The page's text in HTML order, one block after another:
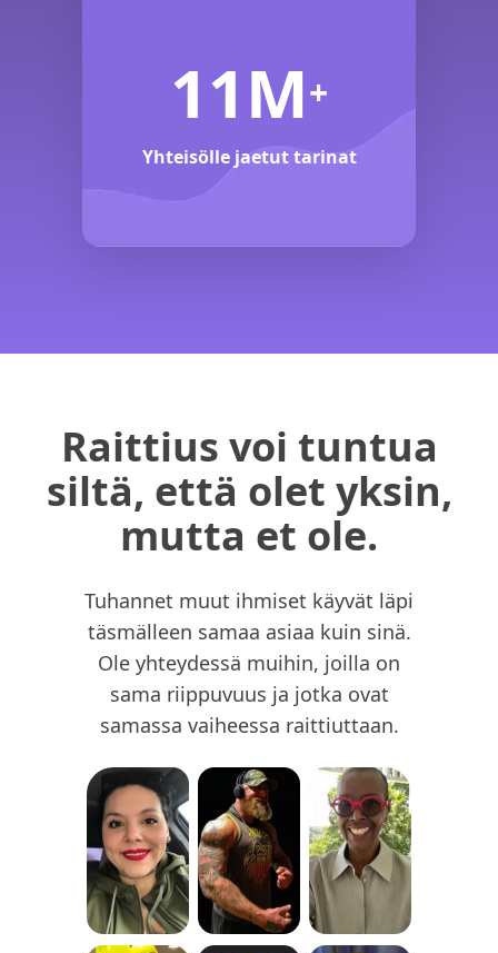
11M+
Yhteisölle jaetut tarinat
Raittius voi tuntua
siltä, että olet yksin,
mutta et ole.
Tuhannet muut ihmiset käyvät läpi
täsmälleen samaa asiaa kuin sinä.
Ole yhteydessä muihin, joilla on
sama riippuvuus ja jotka ovat
samassa vaiheessa raittiuttaan.